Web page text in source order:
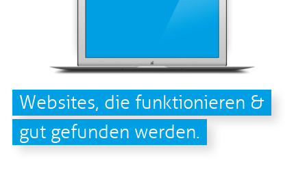
Websites, die funktionieren &
gut gefunden werden.